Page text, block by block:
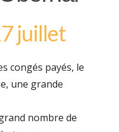
juillet
congés payés, le
une grande
nombre de